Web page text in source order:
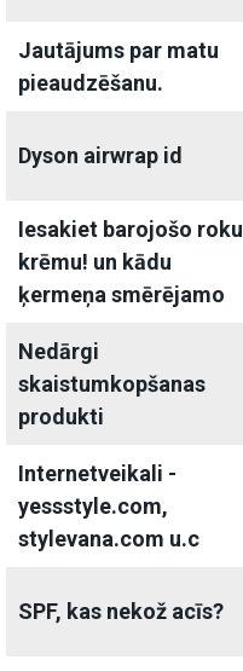
Jautājums par matu
pieaudzēšanu.
Dyson airwrap id
Iesakiet barojošo roku
krēmu! un kādu
ķermeņa smērējamo
Nedārgi
skaistumkopšanas
produkti
Internetveikali -
yessstyle.com,
stylevana.com u.c
SPF, kas nekož acīs?